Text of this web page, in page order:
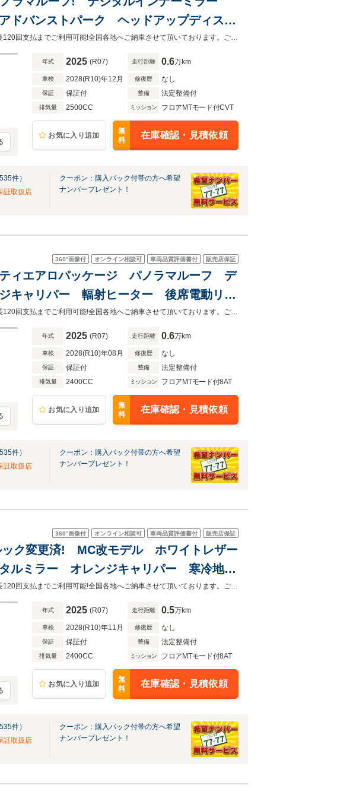
ドバンストパーク ヘッドアップディスプ
ーダー ブラインドスポットモニター 低金利ローン受付中♪頭金なしボーナスなしOK！最長120回支払までご利用可能!全国各地へご納車させて頂いております。ご自宅まで納車致しますのでお気軽にお問い合わせ下さい。
年式 2025 (R07) 走行距離 0.6万km
車検 2028(R10)年12月 修復歴 なし
保証 保証付 整備 法定整備付
排気量 2500CC ミッション フロアMTモード付CVT
お気に入り追加
無
料
在庫確認・見積依頼
535件）
証取扱店
クーポン：購入パック付帯の方へ希望
ナンバープレゼント！
360°画像付 オンライン相談可 車両品質評価書付 販売店保証
ティエアロパッケージ パノラマルーフ デ
キャリパー 輻射ヒーター 後席電動リク
ンチレーション レクサスチームメイト 純
低金利ローン受付中♪頭金なしボーナスなしOK！最長120回支払までご利用可能!全国各地へご納車させて頂いております。ご自宅まで納車致しますのでお気軽にお問い合わせ下さい。
年式 2025 (R07) 走行距離 0.6万km
車検 2028(R10)年08月 修復歴 なし
保証 保証付 整備 法定整備付
排気量 2400CC ミッション フロアMTモード付8AT
お気に入り追加
無
料
在庫確認・見積依頼
535件）
証取扱店
クーポン：購入パック付帯の方へ希望
ナンバープレゼント！
360°画像付 オンライン相談可 車両品質評価書付 販売店保証
ック変更済! MC改モデル ホワイトレザー
ルミラー オレンジキャリパー 寒冷地仕
コネクトナビゲーション 空気圧センサ
低金利ローン受付中♪頭金なしボーナスなしOK！最長120回支払までご利用可能!全国各地へご納車させて頂いております。ご自宅まで納車致しますのでお気軽にお問い合わせ下さい。
年式 2025 (R07) 走行距離 0.5万km
車検 2028(R10)年11月 修復歴 なし
保証 保証付 整備 法定整備付
排気量 2400CC ミッション フロアMTモード付8AT
お気に入り追加
無
料
在庫確認・見積依頼
535件）
証取扱店
クーポン：購入パック付帯の方へ希望
ナンバープレゼント！